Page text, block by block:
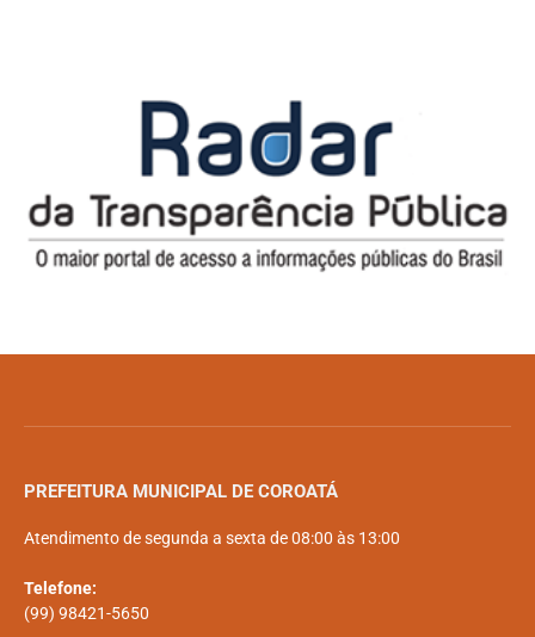
PREFEITURA MUNICIPAL DE COROATÁ
Atendimento de segunda a sexta de 08:00 às 13:00
Telefone:
(99) 98421-5650